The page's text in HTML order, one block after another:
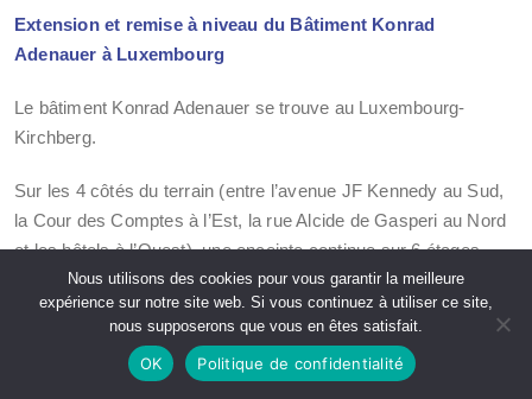
Extension et remise à niveau du Bâtiment Konrad
Adenauer à Luxembourg
Le bâtiment Konrad Adenauer se trouve au Luxembourg-
Kirchberg.
Sur les 4 côtés du terrain (entre l’avenue JF Kennedy au Sud,
la Cour des Comptes à l’Est, la rue Alcide de Gasperi au Nord
et les hôtels à l’Ouest), une enceinte continue sur 6 étages
avec des façades vitrées encadre le bâtiment existant et ses
extensions sans différence de hauteur.
La position du Secrétariat général du Parlement européen sur
Nous utilisons des cookies pour vous garantir la meilleure
expérience sur notre site web. Si vous continuez à utiliser ce site,
nous supposerons que vous en êtes satisfait.
OK Politique de confidentialité